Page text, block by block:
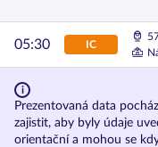
05:30 IC
Prezentovaná data
zajistit, aby byly údaje
orientační a mohou se